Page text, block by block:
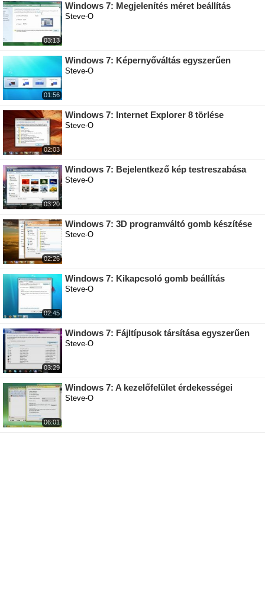
03:13
Windows 7: Megjelenítés méret beállítás
Steve-O
01:56
Windows 7: Képernyőváltás egyszerűen
Steve-O
02:03
Windows 7: Internet Explorer 8 törlése
Steve-O
03:20
Windows 7: Bejelentkező kép testreszabása
Steve-O
02:26
Windows 7: 3D programváltó gomb készítése
Steve-O
02:45
Windows 7: Kikapcsoló gomb beállítás
Steve-O
03:29
Windows 7: Fájltípusok társítása egyszerűen
Steve-O
06:01
Windows 7: A kezelőfelület érdekességei
Steve-O